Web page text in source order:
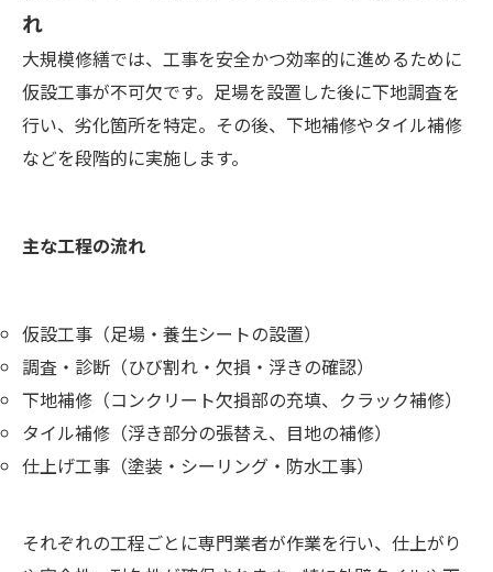
れ
大規模修繕では、工事を安全かつ効率的に進めるために
仮設工事が不可欠です。足場を設置した後に下地調査を
行い、劣化箇所を特定。その後、下地補修やタイル補修
などを段階的に実施します。
主な工程の流れ
仮設工事（足場・養生シートの設置）
調査・診断（ひび割れ・欠損・浮きの確認）
下地補修（コンクリート欠損部の充填、クラック補修）
タイル補修（浮き部分の張替え、目地の補修）
仕上げ工事（塗装・シーリング・防水工事）
それぞれの工程ごとに専門業者が作業を行い、仕上がり